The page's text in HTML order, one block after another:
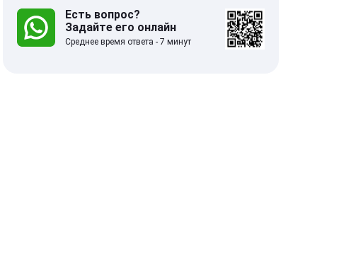
5.0 332 отзыва
Есть вопрос?
Задайте его онлайн
Среднее время ответа - 7 минут